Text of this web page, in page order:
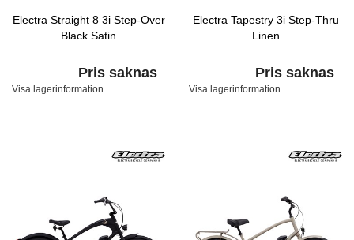
Electra Straight 8 3i Step-Over
Black Satin
Pris saknas
Visa lagerinformation
Electra Tapestry 3i Step-Thru
Linen
Pris saknas
Visa lagerinformation